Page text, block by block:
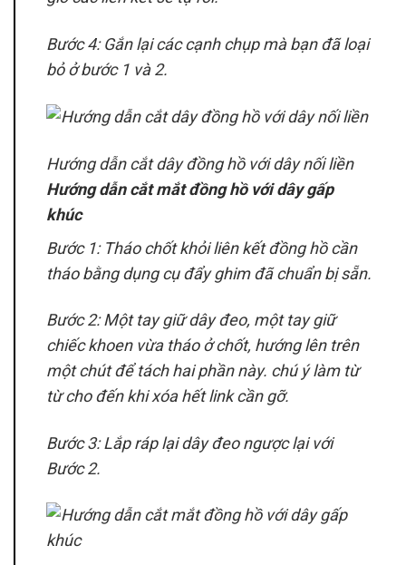
Bước 4: Gắn lại các cạnh chụp mà bạn đã loại
bỏ ở bước 1 và 2.
Hướng dẫn cắt dây đồng hồ với dây nối liền
Hướng dẫn cắt mắt đồng hồ với dây gấp
khúc
Bước 1: Tháo chốt khỏi liên kết đồng hồ cần
tháo bằng dụng cụ đẩy ghim đã chuẩn bị sẵn.
Bước 2: Một tay giữ dây đeo, một tay giữ
chiếc khoen vừa tháo ở chốt, hướng lên trên
một chút để tách hai phần này. chú ý làm từ
từ cho đến khi xóa hết link cần gỡ.
Bước 3: Lắp ráp lại dây đeo ngược lại với
Bước 2.